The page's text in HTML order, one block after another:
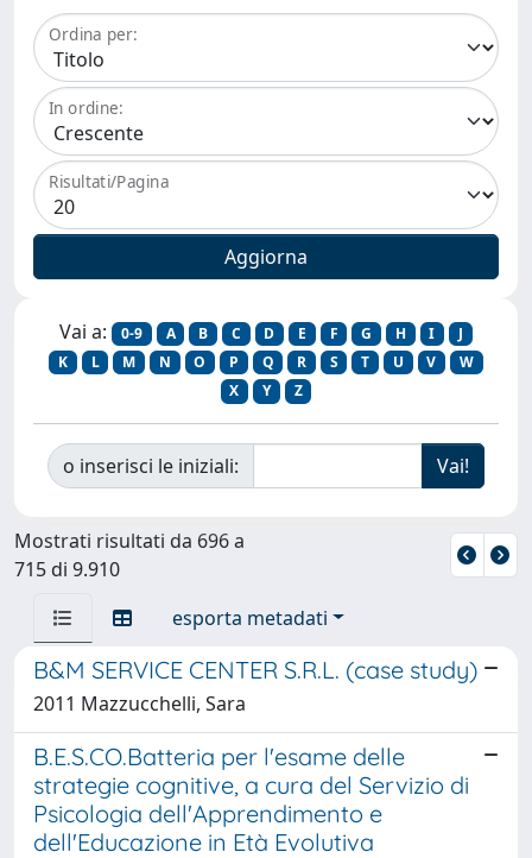
Ordina per:
In ordine:
Risultati/Pagina
Vai a: 0-9 A B C D E F G H I
J
K
L M N O P Q R S T U V
W
X
Y Z
o inserisci le iniziali:
Mostrati risultati da 696 a
715 di 9.910
esporta metadati
B&M SERVICE CENTER S.R.L. (case study)
2011 Mazzucchelli, Sara
B.E.S.CO.Batteria per l'esame delle
strategie cognitive, a cura del Servizio di
Psicologia dell'Apprendimento e
dell'Educazione in Età Evolutiva